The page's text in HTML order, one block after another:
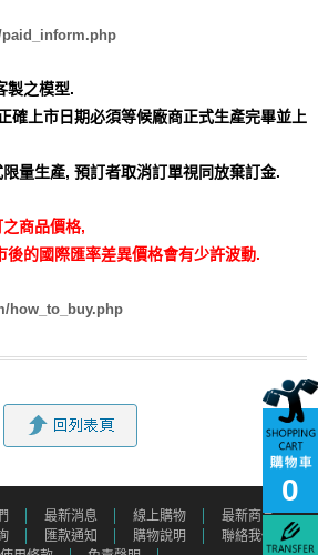
製之模型.
確上市日期必須等候廠商正式生產完畢並上
量生產, 預訂者取消訂單視同放棄訂金.
商品價格,
後的國際匯率差異價格會有少許波動.
how_to_buy.php
最新消息 線上購物
最新商品
匯款通知 購物說明
聯絡我們
0